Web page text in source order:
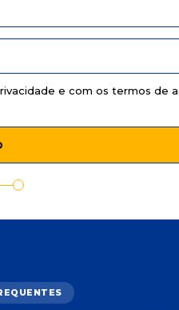
e com ostermos de